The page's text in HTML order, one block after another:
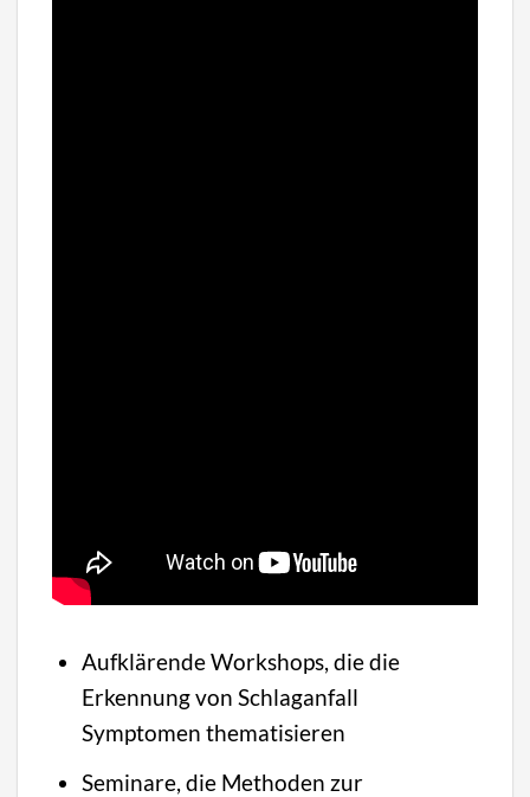
Aufklärende Workshops, die die
Erkennung von Schlaganfall
Symptomen thematisieren
Seminare, die Methoden zur